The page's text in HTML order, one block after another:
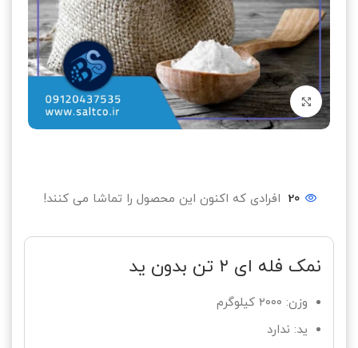
بزرگنمایی تصویر
20 افرادی که اکنون این محصول را تماشا می کنند!
نمک فله ای ۲ تن بدون ید
وزن: ۲۰۰۰ کیلوگرم
ید: ندارد